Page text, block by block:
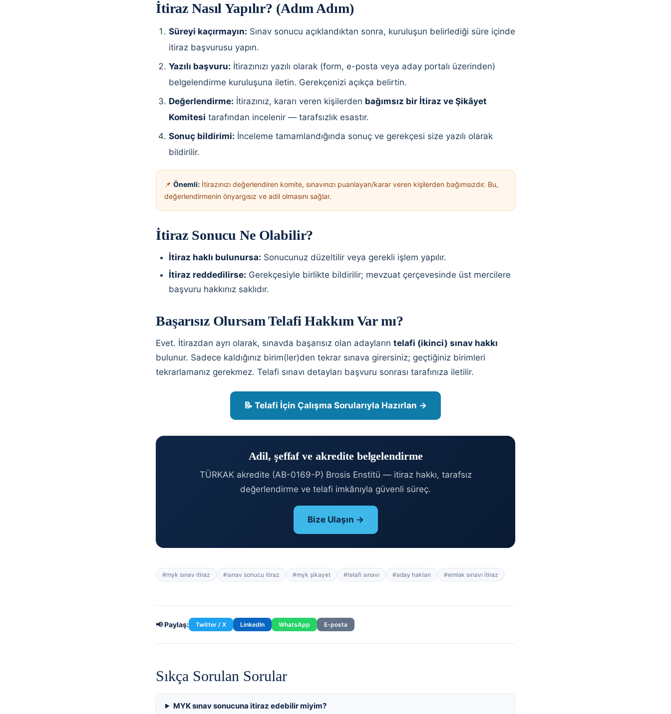
İtiraz Nasıl Yapılır? (Adım Adım)
Süreyi kaçırmayın: Sınav sonucu açıklandıktan sonra, kuruluşun belirlediği süre içinde
itiraz başvurusu yapın.
Yazılı başvuru: İtirazınızı yazılı olarak (form, e-posta veya aday portalı üzerinden)
belgelendirme kuruluşuna iletin. Gerekçenizi açıkça belirtin.
Değerlendirme: İtirazınız, kararı veren kişilerden bağımsız bir İtiraz ve Şikâyet
Komitesi tarafından incelenir — tarafsızlık esastır.
Sonuç bildirimi: İnceleme tamamlandığında sonuç ve gerekçesi size yazılı olarak
bildirilir.
📌 Önemli: İtirazınızı değerlendiren komite, sınavınızı puanlayan/karar veren kişilerden bağımsızdır. Bu,
değerlendirmenin önyargısız ve adil olmasını sağlar.
İtiraz Sonucu Ne Olabilir?
İtiraz haklı bulunursa: Sonucunuz düzeltilir veya gerekli işlem yapılır.
İtiraz reddedilirse: Gerekçesiyle birlikte bildirilir; mevzuat çerçevesinde üst mercilere
başvuru hakkınız saklıdır.
Başarısız Olursam Telafi Hakkım Var mı?
Evet. İtirazdan ayrı olarak, sınavda başarısız olan adayların telafi (ikinci) sınav hakkı
bulunur. Sadece kaldığınız birim(ler)den tekrar sınava girersiniz; geçtiğiniz birimleri
tekrarlamanız gerekmez. Telafi sınavı detayları başvuru sonrası tarafınıza iletilir.
📝 Telafi İçin Çalışma Sorularıyla Hazırlan →
Adil, şeffaf ve akredite belgelendirme
TÜRKAK akredite (AB-0169-P) Brosis Enstitü — itiraz hakkı, tarafsız
değerlendirme ve telafi imkânıyla güvenli süreç.
Bize Ulaşın →
#myk sınav itiraz #sınav sonucu itiraz #myk şikayet #telafi sınavı #aday hakları #emlak sınavı itiraz
📢 Paylaş: Twitter / X LinkedIn WhatsApp E-posta
Sıkça Sorulan Sorular
MYK sınav sonucuna itiraz edebilir miyim?